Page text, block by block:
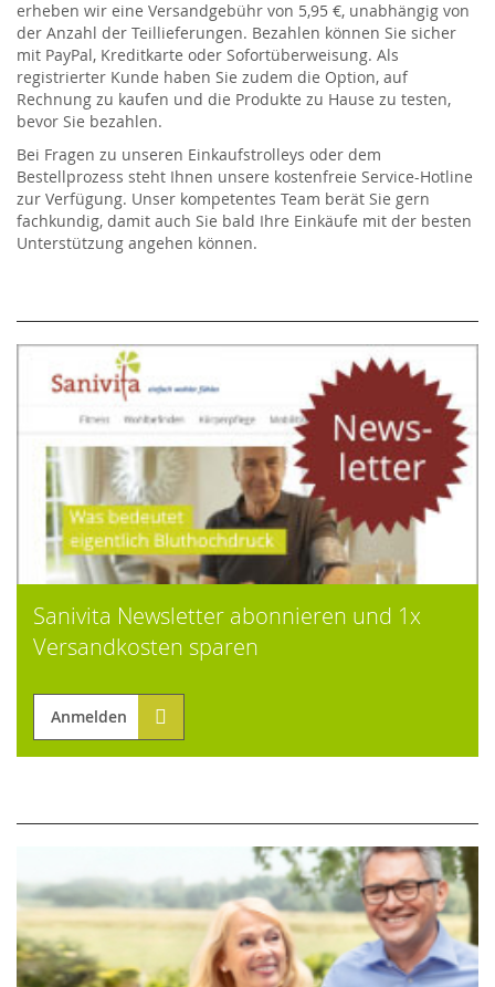
Sanivita Newsletter abonnieren und 1x
Versandkosten sparen
Anmelden
erheben wir eine Versandgebühr von 5,95 €, unabhängig von
der Anzahl der Teillieferungen. Bezahlen können Sie sicher
mit PayPal, Kreditkarte oder Sofortüberweisung. Als
registrierter Kunde haben Sie zudem die Option, auf
Rechnung zu kaufen und die Produkte zu Hause zu testen,
bevor Sie bezahlen.
Bei Fragen zu unseren Einkaufstrolleys oder dem
Bestellprozess steht Ihnen unsere kostenfreie Service-Hotline
zur Verfügung. Unser kompetentes Team berät Sie gern
fachkundig, damit auch Sie bald Ihre Einkäufe mit der besten
Unterstützung angehen können.